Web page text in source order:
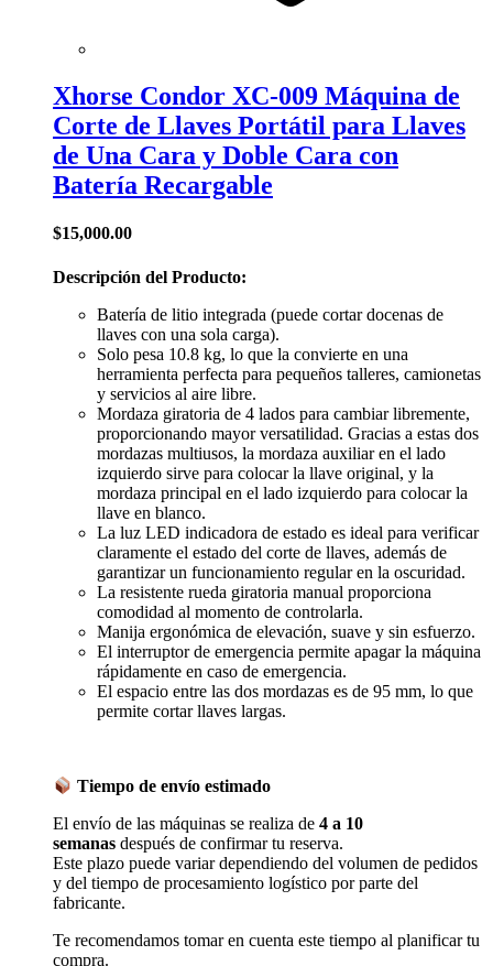
Xhorse Condor XC-009 Máquina de
Corte de Llaves Portátil para Llaves
de Una Cara y Doble Cara con
Batería Recargable
$15,000.00
Descripción del Producto:
Batería de litio integrada (puede cortar docenas de
llaves con una sola carga).
Solo pesa 10.8 kg, lo que la convierte en una
herramienta perfecta para pequeños talleres, camionetas
y servicios al aire libre.
Mordaza giratoria de 4 lados para cambiar libremente,
proporcionando mayor versatilidad. Gracias a estas dos
mordazas multiusos, la mordaza auxiliar en el lado
izquierdo sirve para colocar la llave original, y la
mordaza principal en el lado izquierdo para colocar la
llave en blanco.
La luz LED indicadora de estado es ideal para verificar
claramente el estado del corte de llaves, además de
garantizar un funcionamiento regular en la oscuridad.
La resistente rueda giratoria manual proporciona
comodidad al momento de controlarla.
Manija ergonómica de elevación, suave y sin esfuerzo.
El interruptor de emergencia permite apagar la máquina
rápidamente en caso de emergencia.
El espacio entre las dos mordazas es de 95 mm, lo que
permite cortar llaves largas.
Tiempo de envío estimado
El envío de las máquinas se realiza de 4 a 10
semanas después de confirmar tu reserva.
Este plazo puede variar dependiendo del volumen de pedidos
y del tiempo de procesamiento logístico por parte del
fabricante.
Te recomendamos tomar en cuenta este tiempo al planificar tu
compra.